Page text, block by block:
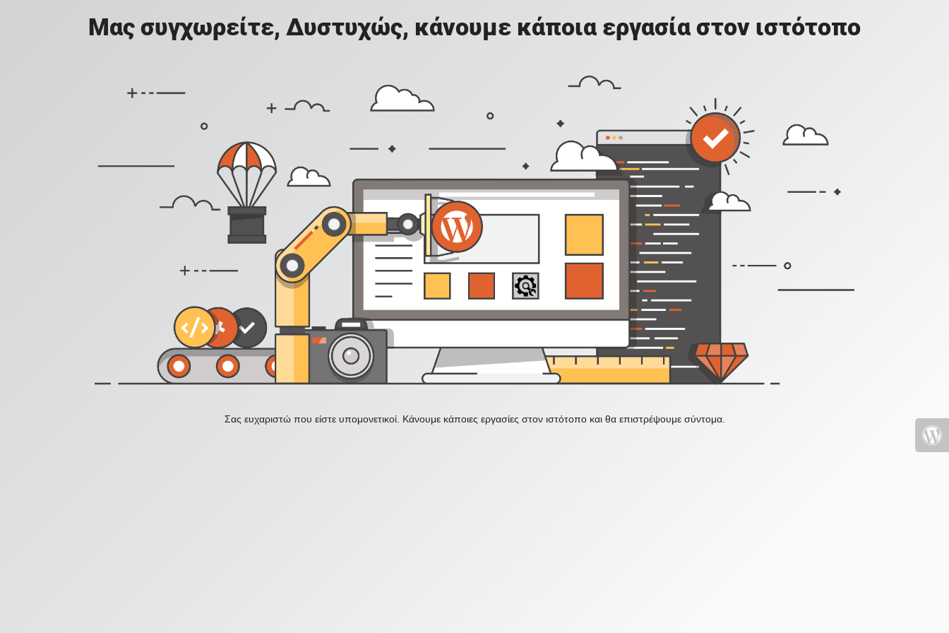
Μας συγχωρείτε, Δυστυχώς, κάνουμε κάποια εργασία στον ιστότοπο
Σας ευχαριστώ που είστε υπομονετικοί. Κάνουμε κάποιες εργασίες στον ιστότοπο και θα επιστρέψουμε σύντομα.